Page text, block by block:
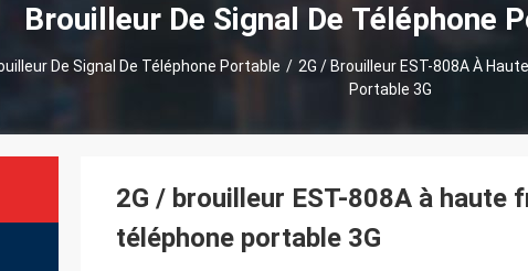
Nous
Brouilleur De Signal De Téléphone
De Signal De Téléphone Portable / 2G / Brouilleur EST-808A À
Portable 3G
2G / brouilleur EST-808A à haute
téléphone portable 3G